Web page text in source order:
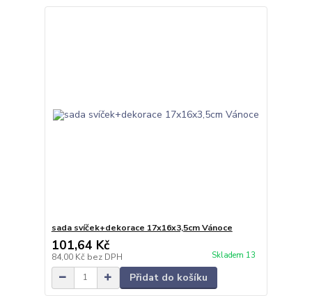
sada svíček+dekorace 17x16x3,5cm Vánoce
101,64 Kč
84,00 Kč bez DPH Skladem 13
Přidat do košíku